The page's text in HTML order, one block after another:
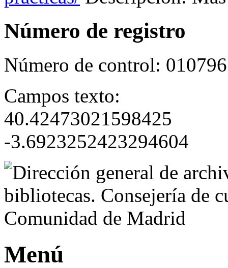
Número de registro
Número de control:
Campos texto:
40.42473021598425
-3.6923252423294604
Menú